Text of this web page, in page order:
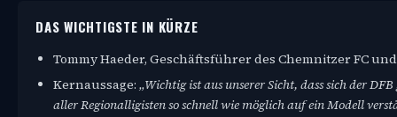
DAS WICHTIGSTE IN KÜRZE
Tommy Haeder, Geschäftsführer des Chemnitzer FC
Kernaussage: „Wichtig ist aus unserer Sicht, dass sich der
aller Regionalligisten so schnell wie möglich auf ein Modell